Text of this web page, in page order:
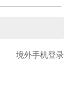
境外手机登录